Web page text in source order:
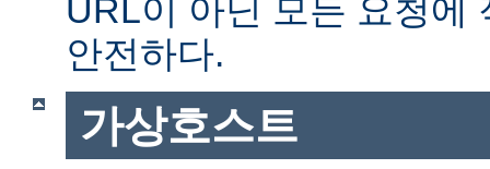
URL이 아닌 모든 요청에
안전하다.
가상호스트